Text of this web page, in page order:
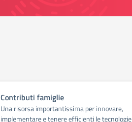
Contributi famiglie
Una risorsa importantissima per innovare,
implementare e tenere efficienti le tecnologie